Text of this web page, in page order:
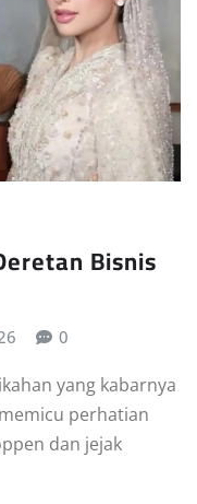
Bisnis
0
yang kabarnya
perhatian
dan jejak